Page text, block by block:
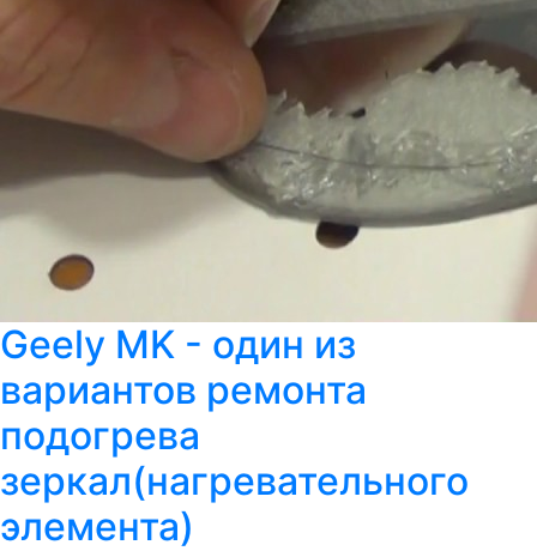
Geely MK - один из
вариантов ремонта
подогрева
зеркал(нагревательного
элемента)